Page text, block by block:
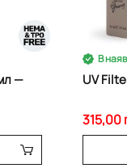
—
В
UV
315,00